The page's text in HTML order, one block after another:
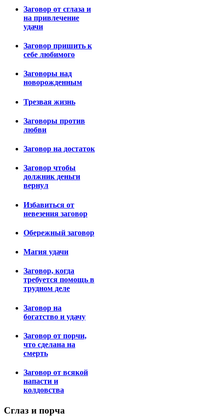
Заговор от сглаза и
на привлечение
удачи
Заговор пришить к
себе любимого
Заговоры над
новорожденным
Трезвая жизнь
Заговоры против
любви
Заговор на достаток
Заговор чтобы
должник деньги
вернул
Избавиться от
невезения заговор
Обережный заговор
Магия удачи
Заговор, когда
требуется помощь в
трудном деле
Заговор на
богатство и удачу
Заговор от порчи,
что сделана на
смерть
Заговор от всякой
напасти и
колдовства
Сглаз и порча